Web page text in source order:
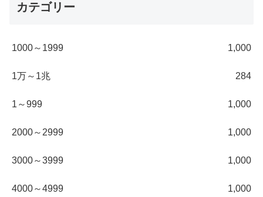
カテゴリー
1000～1999 1,000
1万～1兆 284
1～999 1,000
2000～2999 1,000
3000～3999 1,000
4000～4999 1,000